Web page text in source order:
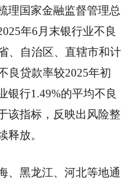
理国家金融监督管理总
年6月末银行业不良
、自治区、直辖市和计
良贷款率较2025年初
银行1.49%的平均不良
该指标，反映出风险整
释放。
、黑龙江、河北等地通